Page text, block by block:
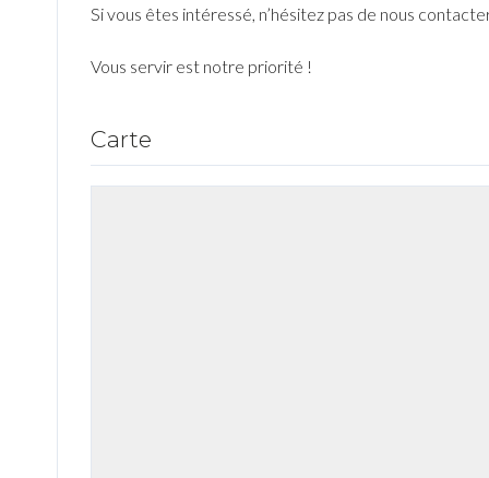
Si vous êtes intéressé, n’hésitez pas de nous
Vous servir est notre priorité !
Carte